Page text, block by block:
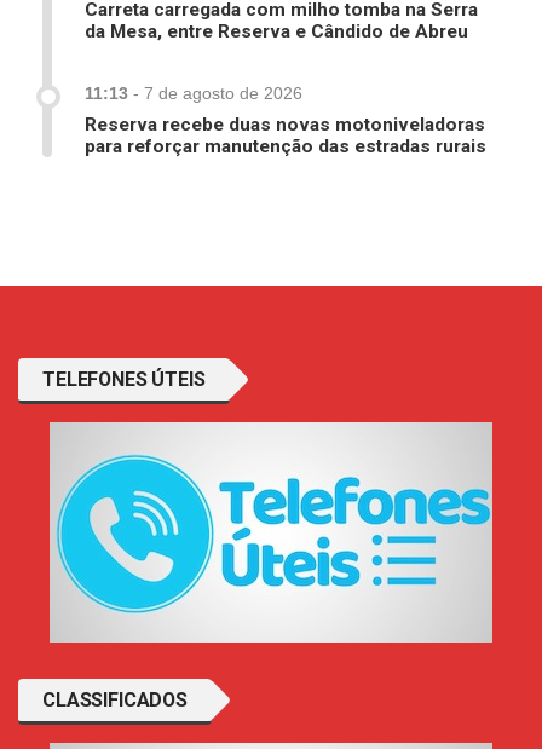
Carreta carregada com milho tomba na Serra
da Mesa, entre Reserva e Cândido de Abreu
11:13 - 7 de agosto de 2026
Reserva recebe duas novas motoniveladoras
para reforçar manutenção das estradas rurais
TELEFONES ÚTEIS
CLASSIFICADOS